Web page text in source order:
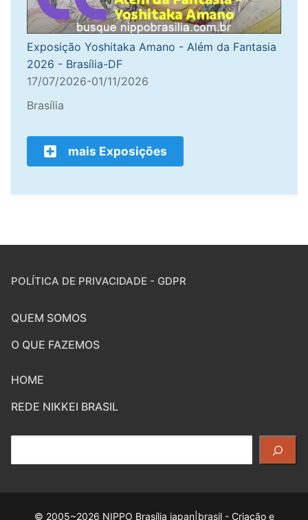
Exposição Yoshitaka Amano - Além da Fantasia
2026 - Brasília-DF
17/07/2026-01/11/2026
Brasília
mais Exposições
POLÍTICA DE PRIVACIDADE - GDPR
QUEM SOMOS
O QUE FAZEMOS
HOME
REDE NIKKEI BRASIL
© 2005~2026 NIPPO Brasília japan|brasil - Criação e